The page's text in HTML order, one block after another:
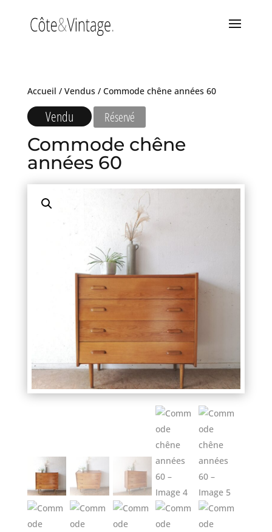
Accueil / Vendus/ Commode chêne années 60
Vendu Réservé
Commode chêne
années 60